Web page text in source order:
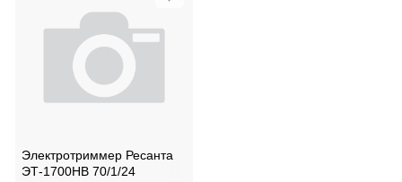
Электротриммер Ресанта
ЭТ-1700НВ 70/1/24